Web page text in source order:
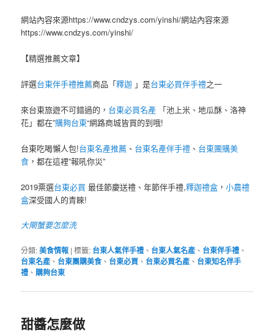
網站內容來源https://www.cndzys.com/yinshi/網站內容來源
https://www.cndzys.com/yinshi/
【精選推薦文章】
評選台東伴手禮推薦商品「釋迦 」是台東必買伴手禮之一
來台東旅遊不可錯過的， 台東必買名產 「池上米、地瓜酥、洛神
花」都在”購夠台東“網路商城皆買的到哦!
台東吃喝懶人包!台東名產推薦 、 台東名產伴手禮 、 台東團購美
食 ，都在這裡”報吼你災”
2019票選台東必買 最佳節慶送禮、年節伴手禮,釋迦禮盒 ，小農禮
盒深受國人的青睞!
大閘蟹要怎麼洗
分類:美食情報 |標籤: 台東人氣伴手禮 、 台東人氣名產 、 台東伴手禮 、
台東名產 、 台東團購美食 、 台東必買 、 台東必買名產 、 台東知名伴手
禮 、購夠台東
甜醬怎麼做